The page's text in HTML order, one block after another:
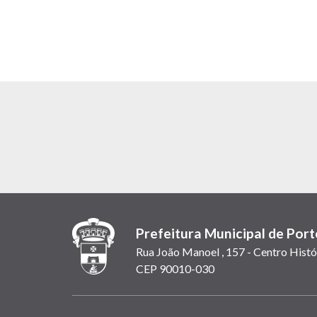
Prefeitura Municipal de
Rua João Manoel , 157 - Centro
CEP 90010-030